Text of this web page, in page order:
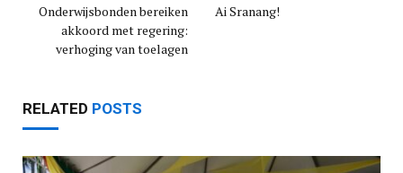
Onderwijsbonden bereiken
akkoord met regering:
verhoging van toelagen
Ai Sranang!
RELATED POSTS